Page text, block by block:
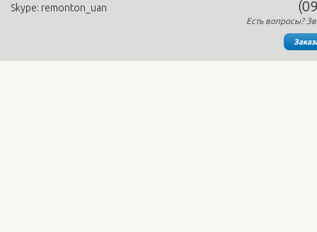
Skype: remonton_uan
Есть вопросы?